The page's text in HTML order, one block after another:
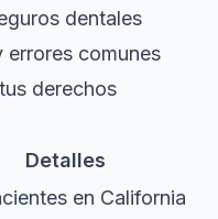
dentales
errores comunes
derechos
Detalles
en California